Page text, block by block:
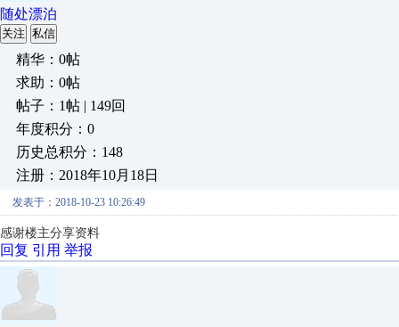
随处漂泊
关注 私信
精华：0帖
求助：0帖
帖子：1帖 | 149回
年度积分：0
历史总积分：148
注册：2018年10月18日
发表于：2018-10-23 10:26:49
感谢楼主分享资料
回复 引用 举报